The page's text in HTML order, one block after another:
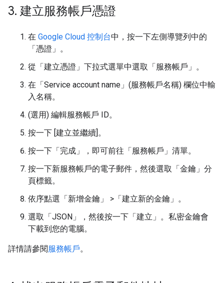
3. 建立服務帳戶憑證
在 Google Cloud 控制台中，按一下左側導覽列中的
「憑證」 。
從「建立憑證」 下拉式選單中選取「服務帳戶」 。
在「Service account name」(服務帳戶名稱) 欄位中輸
入名稱。
(選用) 編輯服務帳戶 ID。
按一下 [建立並繼續]。
按一下「完成」
，即可前往「服務帳戶」清單。
按一下新服務帳戶的電子郵件，然後選取「金鑰」 分
頁標籤。
依序點選「新增金鑰」
>「建立新的金鑰」 。
選取「JSON」
，然後按一下「建立」 。私密金鑰會
下載到您的電腦。
詳情請參閱服務帳戶。